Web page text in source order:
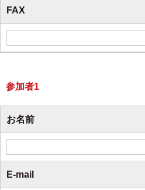
FAX
参加者1
お名前
E-mail